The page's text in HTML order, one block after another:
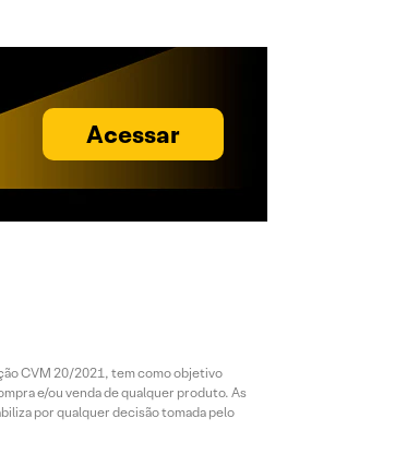
Acessar
CVM 20/2021, tem como objetivo
e/ou venda de qualquer produto. As
por qualquer decisão tomada pelo